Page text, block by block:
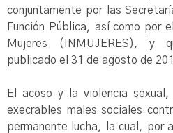
conjuntamente por las
Función Pública, así como por
Mujeres (INMUJERES), y
publicado el 31 de agosto de
El acoso y la violencia sexual,
execrables males sociales
permanente lucha, la cual, por